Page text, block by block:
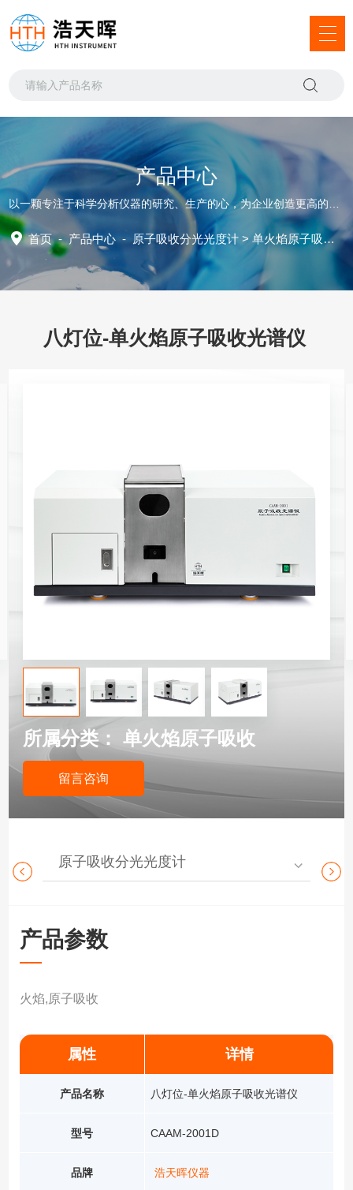
产品中心
首页-产品中心 - 原子吸收分光光度计 >单火焰原子吸收 >
八灯位-单火焰原子吸收光谱仪
所属分类：单火焰原子吸收
留言咨询
原子吸收分光光度计 紫
产品参数
火焰,原子吸收
属性
产品名称
型号
品牌
详情
八灯位-单火焰原子吸收光谱仪
CAAM-2001D
浩天晖仪器